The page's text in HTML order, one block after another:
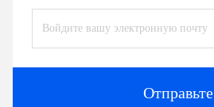
Отправьте